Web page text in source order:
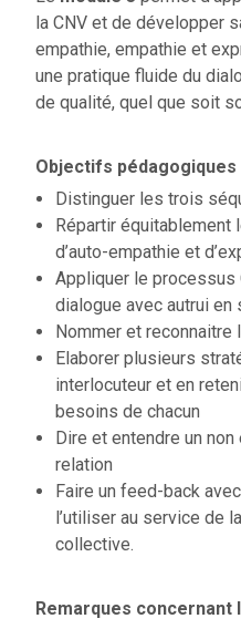
la CNV et de développer
empathie, empathie et
une pratique fluide du
de qualité, quel que soit
Objectifs pédagogiques
Distinguer les trois
Répartir équitablement
d’auto-empathie et
Appliquer le processus
dialogue avec autrui
Nommer et
Elaborer plusieurs
interlocuteur et en
besoins de chacun
Dire et entendre un
relation
Faire un feed-back
l’utiliser au service de
collective.
Remarques concernant